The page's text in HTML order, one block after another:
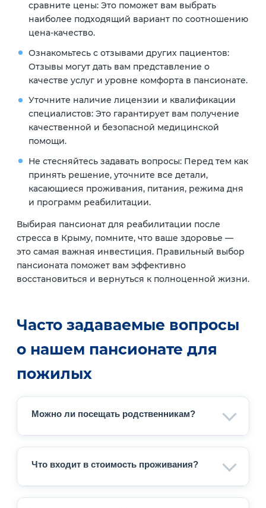
сравните цены:Это поможет вам выбрать
наиболее подходящий вариант по соотношению
цена-качество.
Ознакомьтесь с отзывами других пациентов:
Отзывы могут дать вам представление о
качестве услуг и уровне комфорта в пансионате.
Уточните наличие лицензии и квалификации
специалистов:Это гарантирует вам получение
качественной и безопасной медицинской
помощи.
Не стесняйтесь задавать вопросы:Перед тем как
принять решение, уточните все детали,
касающиеся проживания, питания, режима дня
и программ реабилитации.
Выбирая пансионат для реабилитации после
стресса в Крыму, помните, что ваше здоровье —
это самая важная инвестиция. Правильный выбор
пансионата поможет вам эффективно
восстановиться и вернуться к полноценной жизни.
Часто задаваемые вопросы
о нашем пансионате для
пожилых
Можно ли посещать родственникам?
близких можно в дневное время, а также
доступны видеозвонки для удалённого
общения.
Что входит в стоимость проживания?